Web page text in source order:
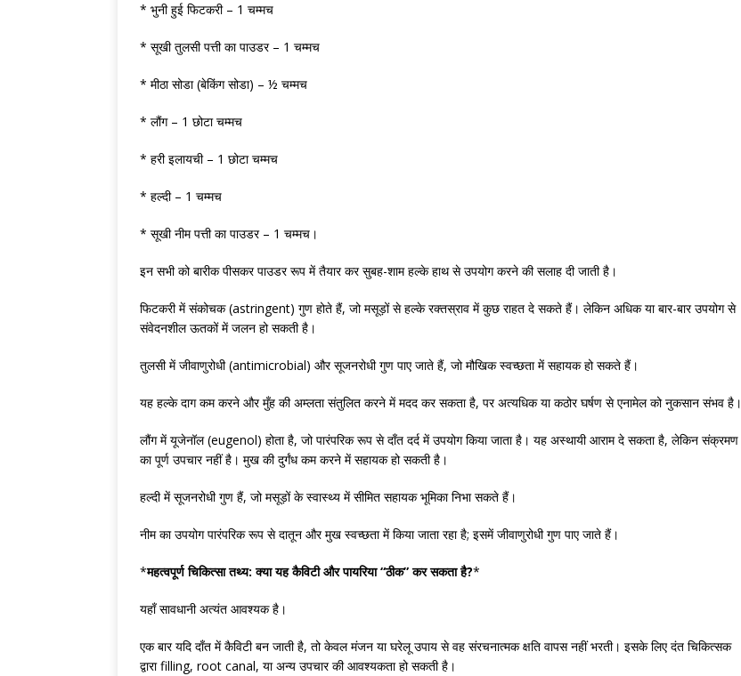
* भुनी हुई फिटकरी – 1 चम्मच
* सूखी तुलसी पत्ती का पाउडर – 1 चम्मच
* मीठा सोडा (बेकिंग सोडा) – ½ चम्मच
* लौंग – 1 छोटा चम्मच
* हरी इलायची – 1 छोटा चम्मच
* हल्दी – 1 चम्मच
* सूखी नीम पत्ती का पाउडर – 1 चम्मच।
इन सभी को बारीक पीसकर पाउडर रूप में तैयार कर सुबह-शाम हल्के हाथ से उपयोग करने की सलाह दी जाती है।
फिटकरी में संकोचक (astringent) गुण होते हैं, जो मसूड़ों से हल्के रक्तस्राव में कुछ राहत दे सकते हैं। लेकिन अधिक या बार-बार उपयोग से
संवेदनशील ऊतकों में जलन हो सकती है।
तुलसी में जीवाणुरोधी (antimicrobial) और सूजनरोधी गुण पाए जाते हैं, जो मौखिक स्वच्छता में सहायक हो सकते हैं।
यह हल्के दाग कम करने और मुँह की अम्लता संतुलित करने में मदद कर सकता है, पर अत्यधिक या कठोर घर्षण से एनामेल को नुकसान संभव है।
लौंग में यूजेनॉल (eugenol) होता है, जो पारंपरिक रूप से दाँत दर्द में उपयोग किया जाता है। यह अस्थायी आराम दे सकता है, लेकिन संक्रमण
का पूर्ण उपचार नहीं है। मुख की दुर्गंध कम करने में सहायक हो सकती है।
हल्दी में सूजनरोधी गुण हैं, जो मसूड़ों के स्वास्थ्य में सीमित सहायक भूमिका निभा सकते हैं।
नीम का उपयोग पारंपरिक रूप से दातून और मुख स्वच्छता में किया जाता रहा है; इसमें जीवाणुरोधी गुण पाए जाते हैं।
*महत्वपूर्ण चिकित्सा तथ्य: क्या यह कैविटी और पायरिया “ठीक” कर सकता है?*
यहाँ सावधानी अत्यंत आवश्यक है।
एक बार यदि दाँत में कैविटी बन जाती है, तो केवल मंजन या घरेलू उपाय से वह संरचनात्मक क्षति वापस नहीं भरती। इसके लिए दंत चिकित्सक
द्वारा filling, root canal, या अन्य उपचार की आवश्यकता हो सकती है।